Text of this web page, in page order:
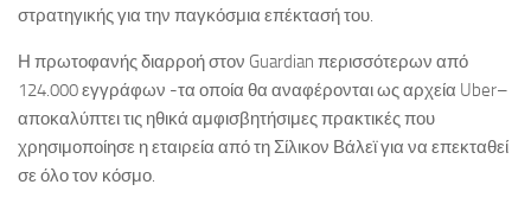
στρατηγικής για την παγκόσμια επέκτασή του.
Η πρωτοφανής διαρροή στον Guardian περισσότερων από
124.000 εγγράφων -τα οποία θα αναφέρονται ως αρχεία Uber–
αποκαλύπτει τις ηθικά αμφισβητήσιμες πρακτικές που
χρησιμοποίησε η εταιρεία από τη Σίλικον Βάλεϊ για να επεκταθεί
σε όλο τον κόσμο.